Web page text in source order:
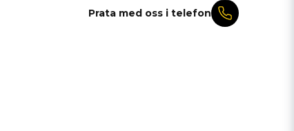
Prata med oss i telefon